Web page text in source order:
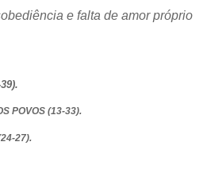
e falta de amor próprio
POVOS (13-33).
27).